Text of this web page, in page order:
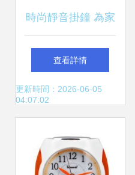
時尚靜音掛鐘 為家
居生活注入簡約大
氣之美
查看詳情
更新時間：2026-06-05
04:07:02